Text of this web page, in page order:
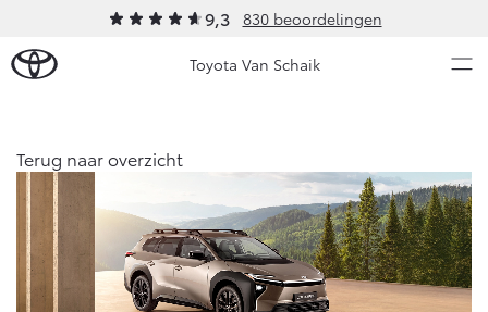
9,3 830 beoordelingen
Toyota Van Schaik
Ons bedrijf
Ons bedrijf
Onze medewerkers
Modellen
Aygo X
HYBRIDE
Yaris
HYBRIDE
Occasions
Terug naar overzicht